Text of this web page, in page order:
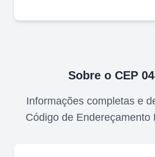
Sobre o CEP
Informações completas e
Código de Endereçamento